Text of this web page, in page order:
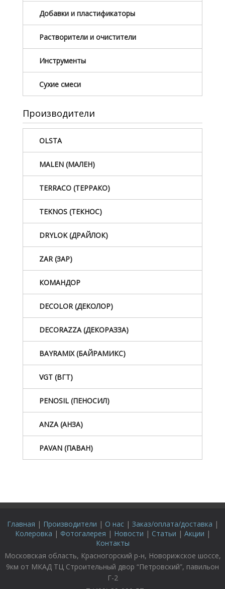
Добавки и пластификаторы
Растворители и очистители
Инструменты
Сухие смеси
Производители
OLSTA
MALEN (МАЛЕН)
TERRACO (ТЕРРАКО)
TEKNOS (ТЕКНОС)
DRYLOK (ДРАЙЛОК)
ZAR (ЗАР)
КОМАНДОР
DECOLOR (ДЕКОЛОР)
DECORAZZA (ДЕКОРАЗЗА)
BAYRAMIX (БАЙРАМИКС)
VGT (ВГТ)
PENOSIL (ПЕНОСИЛ)
ANZA (АНЗА)
PAVAN (ПАВАН)
Главная | Производители | О нас| Заказ/оплата/доставка |
Колеровка | Фотогалерея | Новости | Статьи | Акции |
Контакты
Московская область, Красногорский р-н, Новорижское шоссе,
9км от МКАД ТЦ Строительный двор “Петровский”, павильон
Г-2